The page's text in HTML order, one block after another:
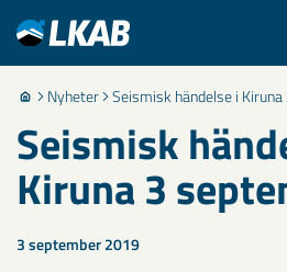
Nyheter Seismisk händelse i
Seismisk
Kiruna 3
3 september 2019